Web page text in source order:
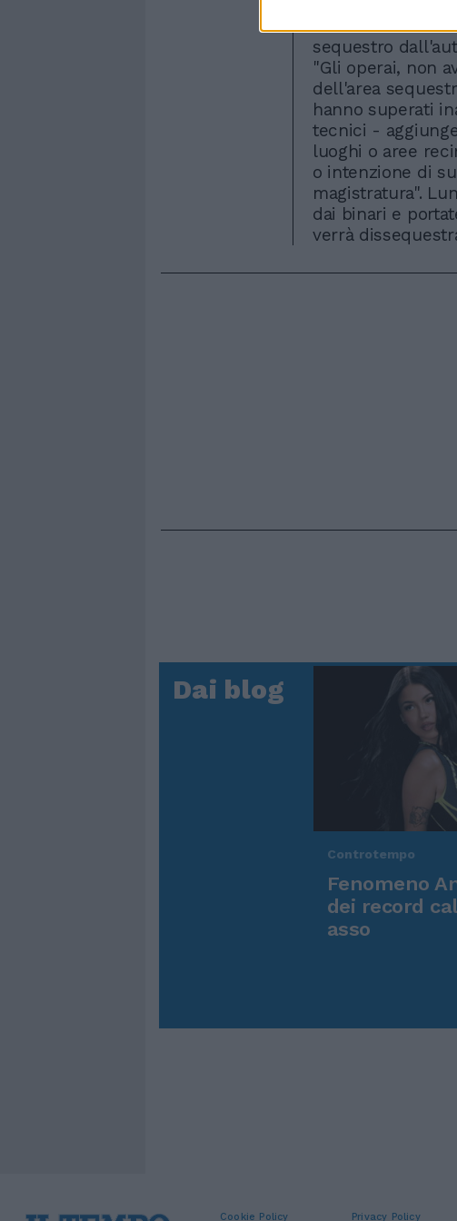
Pioltello e
due binari della
sequestro
"Gli operai, non
dell'area
hanno superati
tecnici -
luoghi o aree
o intenzione di
magistratura".
dai binari e
verrà
Dai blog
Controtempo
Fenomeno
dei record
asso
Cookie Policy Privacy Policy